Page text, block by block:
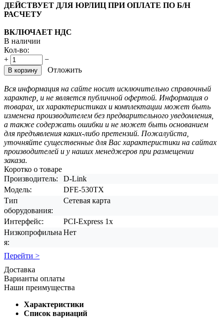
ДЕЙСТВУЕТ ДЛЯ ЮРЛИЦ ПРИ ОПЛАТЕ ПО Б/Н
РАСЧЕТУ
ВКЛЮЧАЕТ НДС
В наличии
Кол-во:
+
−
В корзину Отложить
Вся информация на сайте носит исключительно справочный
характер, и не является публичной офертой. Информация о
товарах, их характеристиках и комплектации может быть
изменена производителем без предварительного уведомления,
а также содержать ошибки и не может быть основанием
для предъявления каких-либо претензий. Пожалуйста,
уточняйте существенные для Вас характеристики на сайтах
производителей и у наших менеджеров при размещении
заказа.
Коротко о товаре
Производитель:
D-Link
Модель:
DFE-530TX
Тип
оборудования:
Сетевая карта
Интерфейс:
PCI-Express 1x
Низкопрофильна
я:
Нет
Перейти >
Доставка
Варианты оплаты
Наши преимущества
Характеристики
Список вариаций